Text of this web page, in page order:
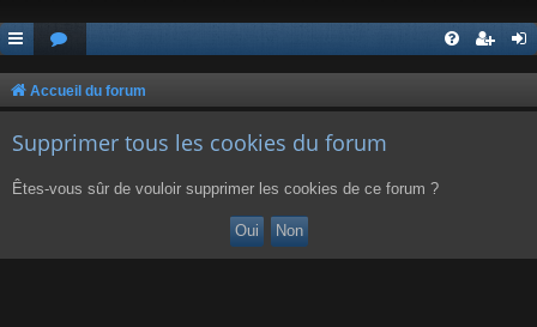
Accueil du forum
Supprimer tous les cookies du forum
Êtes-vous sûr de vouloir supprimer les cookies de ce forum ?